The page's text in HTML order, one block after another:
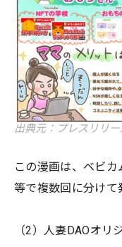
出典元：プレスリリー
この漫画は、ベビ
等で複数回に分けて
（2）人妻DAOオリ